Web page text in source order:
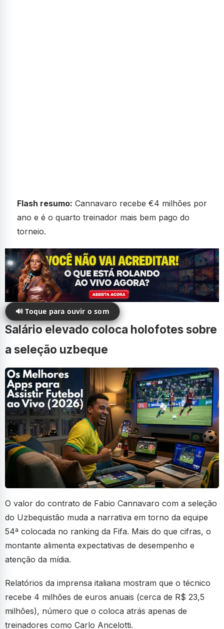
Flash resumo: Cannavaro recebe €4 milhões por
ano e é o quarto treinador mais bem pago do
torneio.
🔊 Toque para ouvir o som
Salário elevado coloca holofotes sobre
a seleção uzbeque
O valor do contrato de Fabio Cannavaro com a seleção
do Uzbequistão muda a narrativa em torno da equipe
54ª colocada no ranking da Fifa. Mais do que cifras, o
montante alimenta expectativas de desempenho e
atenção da mídia.
Relatórios da imprensa italiana mostram que o técnico
recebe 4 milhões de euros anuais (cerca de R$ 23,5
milhões), número que o coloca atrás apenas de
treinadores como Carlo Ancelotti.